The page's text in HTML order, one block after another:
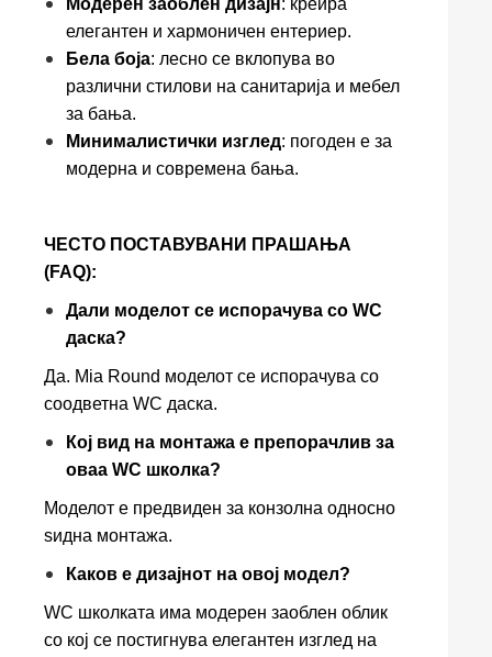
Модерен заоблен дизајн : креира
елегантен и хармоничен ентериер.
Бела боја: лесно се вклопува во
различни стилови на санитарија и мебел
за бања.
Минималистички изглед: погоден е за
модерна и современа бања.
ЧЕСТО ПОСТАВУВАНИ ПРАШАЊА
(FAQ):
Дали моделот се испорачува со WC
даска?
Да. Mia Round моделот се испорачува со
соодветна WC даска.
Кој вид на монтажа е препорачлив за
оваа WC школка?
Моделот е предвиден за конзолна односно
ѕидна монтажа.
Каков е дизајнот на овој модел?
WC школката има модерен заоблен облик
со кој се постигнува елегантен изглед на